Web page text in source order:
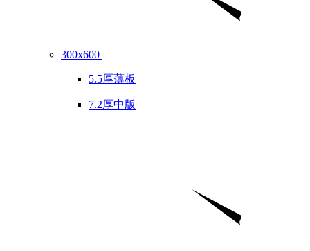
300x600
5.5厚薄板
7.2厚中版